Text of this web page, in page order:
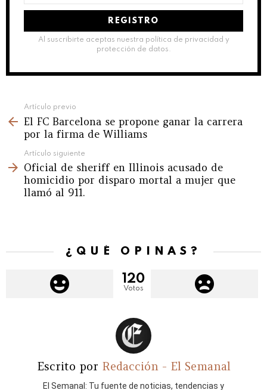
Al suscribirte aceptas nuestra política de privacidad y
protección de datos.
more
Artículo previo
El FC Barcelona se propone ganar la carrera
por la firma de Williams
Artículo siguiente
Oficial de sheriff en Illinois acusado de
homicidio por disparo mortal a mujer que
llamó al 911.
¿QUÉ OPINAS?
120
Votos
Escrito por Redacción - El Semanal
El Semanal: Tu fuente de noticias, tendencias y